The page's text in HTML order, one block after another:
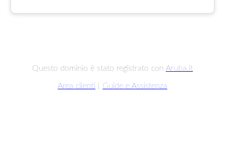
Questo dominio è stato registrato con Aruba.it
Area clienti Guide e Assistenza